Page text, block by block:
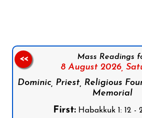
Mass Readings
8 August 2026,
Dominic, Priest, Religious
Memorial
First:Habakkuk 1: 12 -
<<